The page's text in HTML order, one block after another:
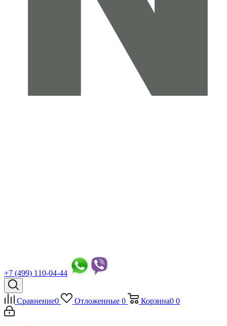
+7 (499) 110-04-44
Сравнение0 Отложенные 0 Корзина0 0